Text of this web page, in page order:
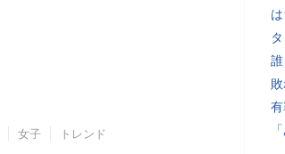
女子 トレンド